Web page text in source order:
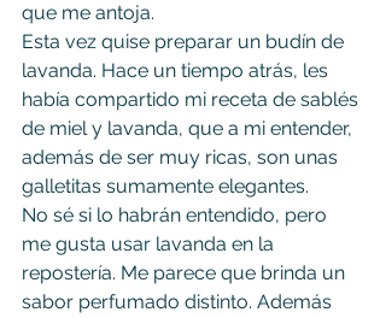
que me antoja.
Esta vez quise preparar un budín de
lavanda. Hace un tiempo atrás, les
había compartido mi receta de sablés
de miel y lavanda, que a mi entender,
además de ser muy ricas, son unas
galletitas sumamente elegantes.
No sé si lo habrán entendido, pero
me gusta usar lavanda en la
repostería. Me parece que brinda un
sabor perfumado distinto. Además